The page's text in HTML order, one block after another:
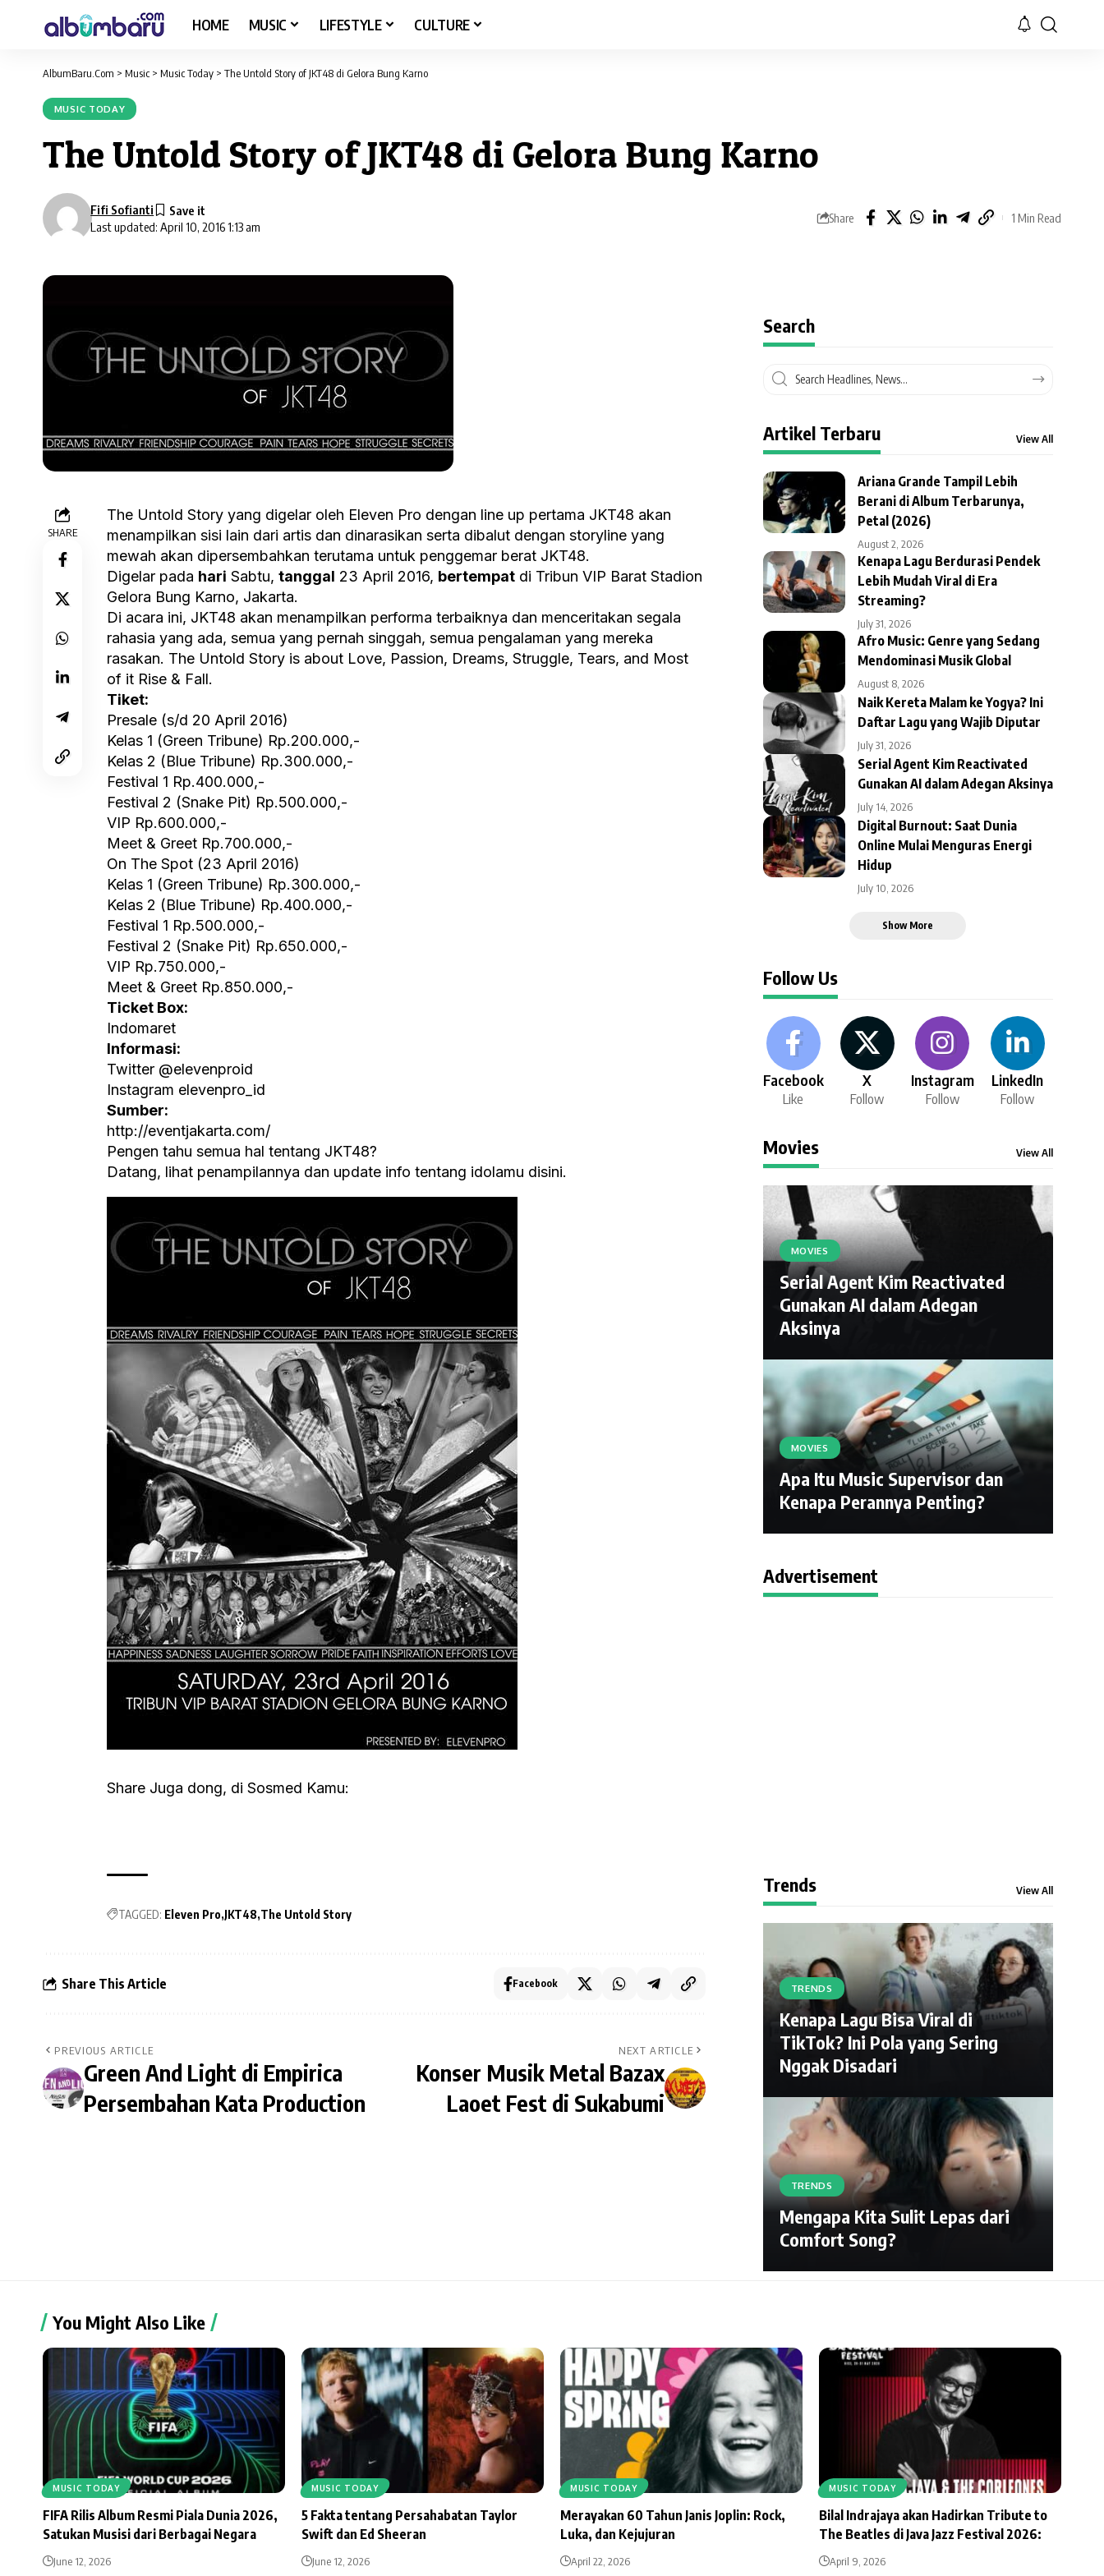
HOME MUSIC LIFESTYLE CULTURE
AlbumBaru.Com > Music > Music Today > The Untold Story of JKT48 di Gelora Bung Karno
MUSIC TODAY
The Untold Story of JKT48 di Gelora Bung Karno
Last updated: April 10, 2016 1:13 am
Fifi Sofianti
Share 1 Min Read
SHARE
The Untold Story yang digelar oleh Eleven Pro dengan line up pertama JKT48 akan
menampilkan sisi lain dari artis dan dinarasikan serta dibalut dengan storyline yang
mewah akan dipersembahkan terutama untuk penggemar berat JKT48.
Digelar pada hari Sabtu, tanggal 23 April 2016, bertempat di Tribun VIP Barat Stadion
Gelora Bung Karno, Jakarta.
Di acara ini, JKT48 akan menampilkan performa terbaiknya dan menceritakan segala
rahasia yang ada, semua yang pernah singgah, semua pengalaman yang mereka
rasakan. The Untold Story is about Love, Passion, Dreams, Struggle, Tears, and Most
of it Rise & Fall.
Tiket:
Presale (s/d 20 April 2016)
Kelas 1 (Green Tribune) Rp.200.000,-
Kelas 2 (Blue Tribune) Rp.300.000,-
Festival 1 Rp.400.000,-
Festival 2 (Snake Pit) Rp.500.000,-
VIP Rp.600.000,-
Meet & Greet Rp.700.000,-
On The Spot (23 April 2016)
Kelas 1 (Green Tribune) Rp.300.000,-
Kelas 2 (Blue Tribune) Rp.400.000,-
Festival 1 Rp.500.000,-
Festival 2 (Snake Pit) Rp.650.000,-
VIP Rp.750.000,-
Meet & Greet Rp.850.000,-
Ticket Box:
Indomaret
Informasi:
Twitter @elevenproid
Instagram elevenpro_id
Sumber:
http://eventjakarta.com/
Pengen tahu semua hal tentang JKT48?
Datang, lihat penampilannya dan update info tentang idolamu disini.
Share Juga dong, di Sosmed Kamu:
TAGGED: Eleven Pro JKT48 The Untold Story
Share This Article Facebook
PREVIOUS ARTICLE
Green And Light di Empirica
Persembahan Kata Production
NEXT ARTICLE
Konser Musik Metal Bazax
Laoet Fest di Sukabumi
Search
Artikel Terbaru View All
Ariana Grande Tampil Lebih
Berani di Album Terbarunya,
Petal (2026)
August 2, 2026
Kenapa Lagu Berdurasi Pendek
Lebih Mudah Viral di Era
Streaming?
July 31, 2026
Afro Music: Genre yang Sedang
Mendominasi Musik Global
August 8, 2026
Naik Kereta Malam ke Yogya? Ini
Daftar Lagu yang Wajib Diputar
July 31, 2026
Serial Agent Kim Reactivated
Gunakan AI dalam Adegan Aksinya
July 14, 2026
Digital Burnout: Saat Dunia
Online Mulai Menguras Energi
Hidup
July 10, 2026
Show More
Follow Us
Facebook
Like
X
Follow
Instagram
Follow
LinkedIn
Follow
Movies View All
MOVIES
Serial Agent Kim Reactivated
Gunakan AI dalam Adegan
Aksinya
MOVIES
Apa Itu Music Supervisor dan
Kenapa Perannya Penting?
Advertisement
Trends View All
TRENDS
Kenapa Lagu Bisa Viral di
TikTok? Ini Pola yang Sering
Nggak Disadari
TRENDS
Mengapa Kita Sulit Lepas dari
Comfort Song?
You Might Also Like
MUSIC TODAY
FIFA Rilis Album Resmi Piala Dunia 2026,
Satukan Musisi dari Berbagai Negara
June 12, 2026
MUSIC TODAY
5 Fakta tentang Persahabatan Taylor
Swift dan Ed Sheeran
June 12, 2026
MUSIC TODAY
Merayakan 60 Tahun Janis Joplin: Rock,
Luka, dan Kejujuran
April 22, 2026
MUSIC TODAY
Bilal Indrajaya akan Hadirkan Tribute to
The Beatles di Java Jazz Festival 2026:
April 9, 2026